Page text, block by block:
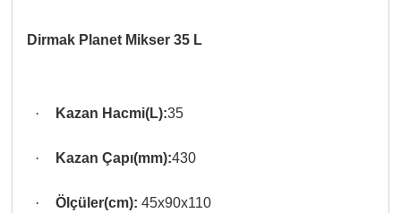
Dirmak Planet Mikser 35 L
· Kazan Hacmi(L):35
· Kazan Çapı(mm):430
· Ölçüler(cm): 45x90x110